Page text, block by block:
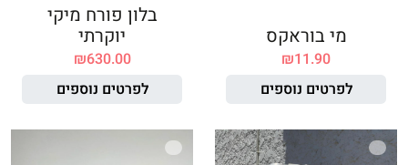
מי בוראקס
₪11.90
לפרטים נוספים
בלון פורח מיקי
יוקרתי
₪630.00
לפרטים נוספים